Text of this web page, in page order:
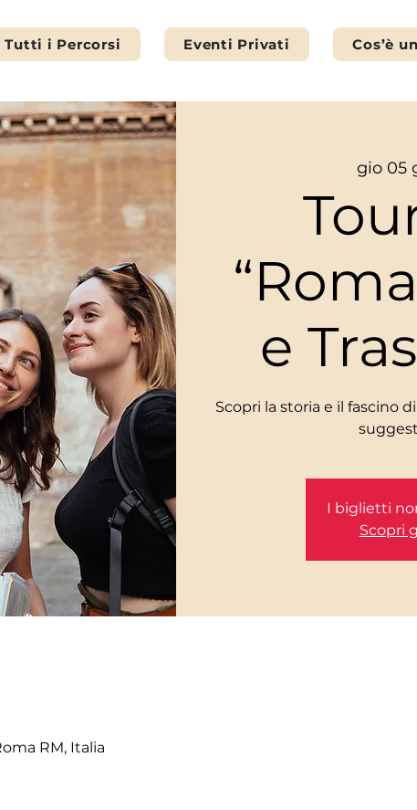
Tutti i Percorsi Eventi Privati Cos’è
gio 05
e
Scopri la storia e il fascino
I biglietti
Scopri
RM, Italia